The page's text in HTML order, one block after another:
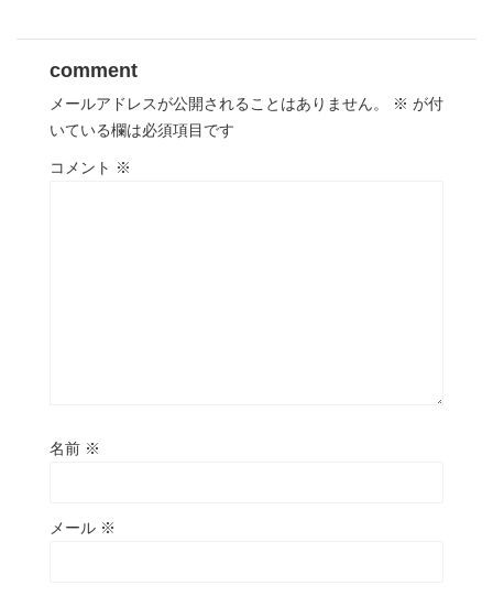
comment
メールアドレスが公開されることはありません。 ※ が付
いている欄は必須項目です
コメント ※
名前 ※
メール ※